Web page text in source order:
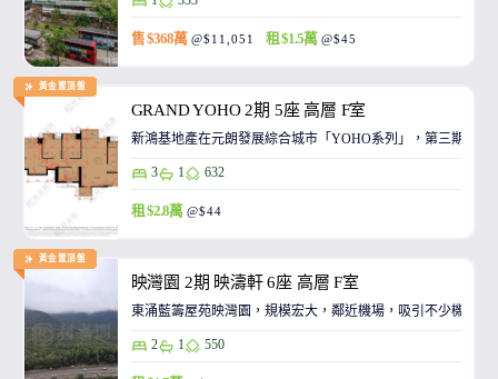
售 $368萬 @$11,051 租 $1.5萬 @$45
黃金置頂盤
GRAND YOHO 2期 5座 高層 F室
3 1 632
租 $2.8萬 @$44
黃金置頂盤
映灣園 2期 映濤軒 6座 高層 F室
東涌藍籌屋苑映灣園，規模宏大，鄰近機場，吸引不少機師
2 1 550